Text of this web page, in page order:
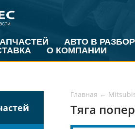
АВТО В РАЗБОР
О КОМПАНИИ
Главная ←
Тяга